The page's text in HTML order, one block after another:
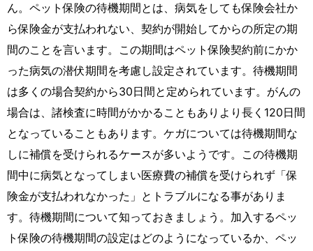
ん。ペット保険の待機期間とは、病気をしても保険会社か
ら保険金が支払われない、契約が開始してからの所定の期
間のことを言います。この期間はペット保険契約前にかか
った病気の潜伏期間を考慮し設定されています。待機期間
は多くの場合契約から30日間と定められています。がんの
場合は、諸検査に時間がかかることもありより長く120日間
となっていることもあります。ケガについては待機期間な
しに補償を受けられるケースが多いようです。この待機期
間中に病気となってしまい医療費の補償を受けられず「保
険金が支払われなかった」とトラブルになる事がありま
す。待機期間について知っておきましょう。加入するペッ
ト保険の待機期間の設定はどのようになっているか、ペッ